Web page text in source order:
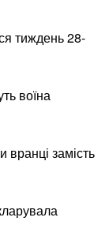
тиждень 28-
воїна
вранці замість